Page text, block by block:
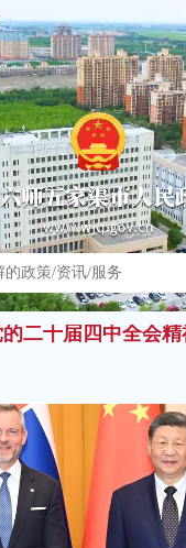
届四中全会精神
十届四中全会精神